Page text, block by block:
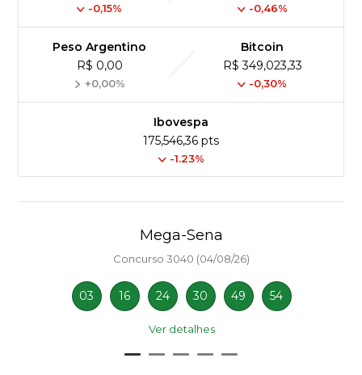
-0,15% -0,46%
Peso Argentino
R$ 0,00
+0,00%
Bitcoin
R$ 349,023,33
-0,30%
Ibovespa
175,546,36 pts
-1.23%
Mega-Sena
Concurso 3040 (04/08/26)
03 16 24 30 49 54
Ver detalhes